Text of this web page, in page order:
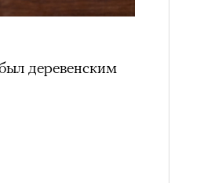
деревенским